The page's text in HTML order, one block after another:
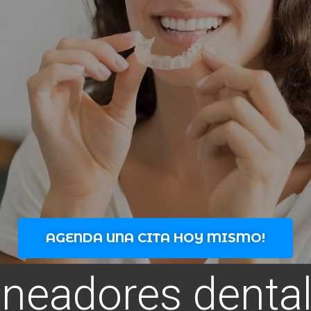
AGENDA UNA CITA HOY MISMO!